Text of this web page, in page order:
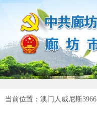
当前位置： 澳门人威尼斯3966